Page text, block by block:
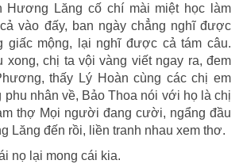
Hương Lăng cố chí mài miệt học làm
vào đấy, ban ngày chẳng nghĩ được
giấc mộng, lại nghĩ được cả tám câu.
xong, chị ta vội vàng viết ngay ra, đem
thấy Lý Hoàn cùng các chị em
nhân về, Bảo Thoa nói với họ là chị
thợ Mọi người đang cười, ngẩng đầu
Lăng đến rồi, liền tranh nhau xem thơ.
lại mong cái kia.